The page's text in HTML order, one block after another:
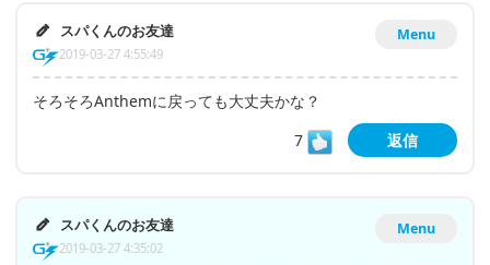
Menu
スパくんのお友達
2019-03-27 4:55:49
そろそろAnthemに戻っても大丈夫かな？
7
返信
Menu
スパくんのお友達
2019-03-27 4:35:02